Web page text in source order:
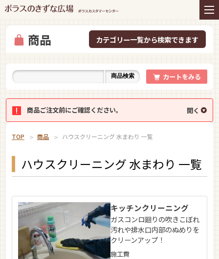
住まいの商品
インテリアコーディネー
ト
アフターサービス
プレゼント＆コミュニテ
イベント お問い合わせ
商品
商品検索 カートをみる
商品ご注文前にご確認ください。
TOP 商品 ハウスクリーニング 水まわり 一覧
ハウスクリーニング 水まわり 一覧
キッチンクリーニング
ガスコンロ廻りの吹きこぼれ
汚れや排水口内部のぬめりを
クリーンアップ！
施工費